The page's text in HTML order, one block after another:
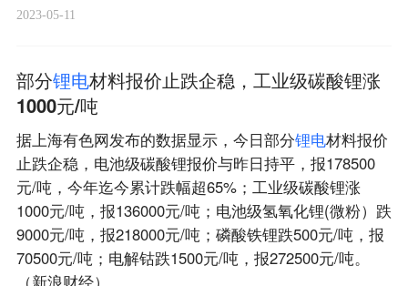
2023-05-11
部分锂电材料报价止跌企稳，工业级碳酸锂涨
1000元/吨
据上海有色网发布的数据显示，今日部分锂电材料报价
止跌企稳，电池级碳酸锂报价与昨日持平，报178500
元/吨，今年迄今累计跌幅超65%；工业级碳酸锂涨
1000元/吨，报136000元/吨；电池级氢氧化锂(微粉）跌
9000元/吨，报218000元/吨；磷酸铁锂跌500元/吨，报
70500元/吨；电解钴跌1500元/吨，报272500元/吨。
（新浪财经）